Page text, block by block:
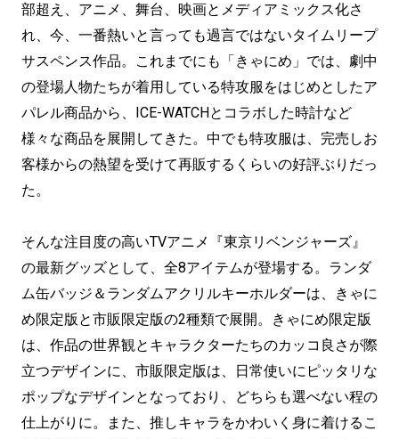
部超え、アニメ、舞台、映画とメディアミックス化さ
れ、今、一番熱いと言っても過言ではないタイムリープ
サスペンス作品。これまでにも「きゃにめ」では、劇中
の登場人物たちが着用している特攻服をはじめとしたア
パレル商品から、ICE-WATCHとコラボした時計など
様々な商品を展開してきた。中でも特攻服は、完売しお
客様からの熱望を受けて再販するくらいの好評ぶりだっ
た。
そんな注目度の高いTVアニメ『東京リベンジャーズ』
の最新グッズとして、全8アイテムが登場する。ランダ
ム缶バッジ＆ランダムアクリルキーホルダーは、きゃに
め限定版と市販限定版の2種類で展開。きゃにめ限定版
は、作品の世界観とキャラクターたちのカッコ良さが際
立つデザインに、市販限定版は、日常使いにピッタリな
ポップなデザインとなっており、どちらも選べない程の
仕上がりに。また、推しキャラをかわいく身に着けるこ